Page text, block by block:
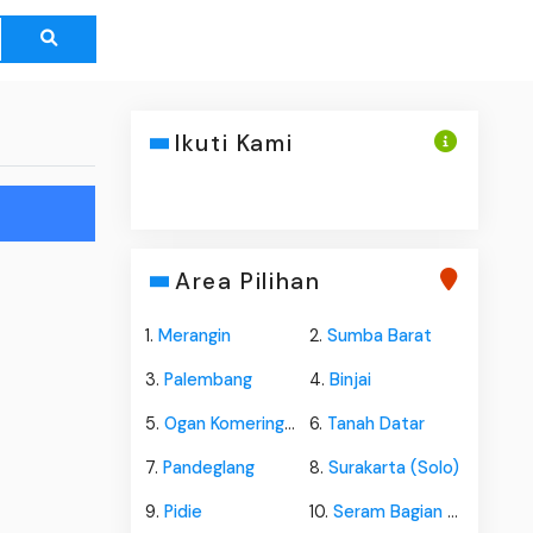
Ikuti Kami
Area Pilihan
1.Merangin 2. Sumba Barat
3.Palembang 4. Binjai
5.Ogan Komering Ulu 6. Tanah Datar
7.Pandeglang 8. Surakarta (Solo)
9.Pidie 10. Seram Bagian Barat